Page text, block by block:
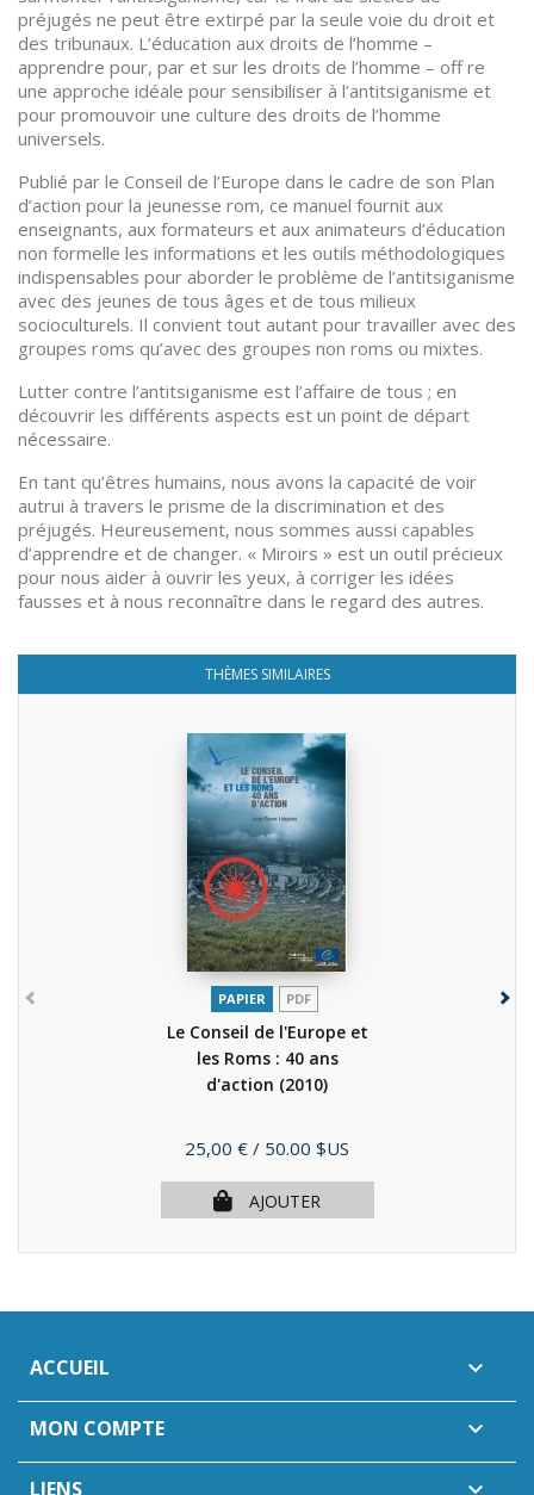
préjugés ne peut être extirpé par la seule voie du droit et
des tribunaux. L’éducation aux droits de l’homme –
apprendre pour, par et sur les droits de l’homme – off re
une approche idéale pour sensibiliser à l’antitsiganisme et
pour promouvoir une culture des droits de l’homme
universels.
Publié par le Conseil de l’Europe dans le cadre de son Plan
d’action pour la jeunesse rom, ce manuel fournit aux
enseignants, aux formateurs et aux animateurs d’éducation
non formelle les informations et les outils méthodologiques
indispensables pour aborder le problème de l’antitsiganisme
avec des jeunes de tous âges et de tous milieux
socioculturels. Il convient tout autant pour travailler avec des
groupes roms qu’avec des groupes non roms ou mixtes.
Lutter contre l’antitsiganisme est l’affaire de tous ; en
découvrir les différents aspects est un point de départ
nécessaire.
En tant qu’êtres humains, nous avons la capacité de voir
autrui à travers le prisme de la discrimination et des
préjugés. Heureusement, nous sommes aussi capables
d’apprendre et de changer. « Miroirs » est un outil précieux
pour nous aider à ouvrir les yeux, à corriger les idées
fausses et à nous reconnaître dans le regard des autres.
THÈMES SIMILAIRES
PAPIER PDF
Le Conseil de l'Europe et
les Roms : 40 ans
d'action (2010)
Prix
25,00 € / 50.00 $US
AJOUTER
ACCUEIL 
MON COMPTE 
LIENS